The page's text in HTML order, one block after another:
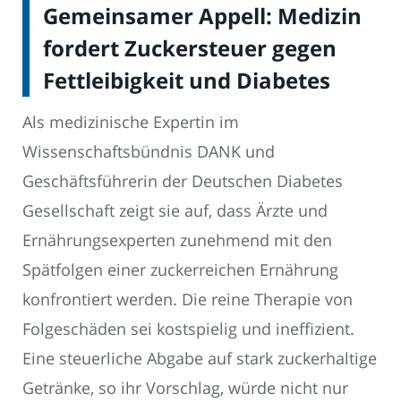
Gemeinsamer Appell: Medizin
fordert Zuckersteuer gegen
Fettleibigkeit und Diabetes
Als medizinische Expertin im
Wissenschaftsbündnis DANK und
Geschäftsführerin der Deutschen Diabetes
Gesellschaft zeigt sie auf, dass Ärzte und
Ernährungsexperten zunehmend mit den
Spätfolgen einer zuckerreichen Ernährung
konfrontiert werden. Die reine Therapie von
Folgeschäden sei kostspielig und ineffizient.
Eine steuerliche Abgabe auf stark zuckerhaltige
Getränke, so ihr Vorschlag, würde nicht nur